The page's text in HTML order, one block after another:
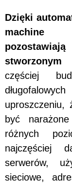
Dzięki
machine
częściej
uproszczeniu,
być
różnych
najczęściej
serwerów,
sieciowe,